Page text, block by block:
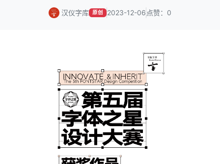
汉仪字库 原创 2023-12-06 点赞：0